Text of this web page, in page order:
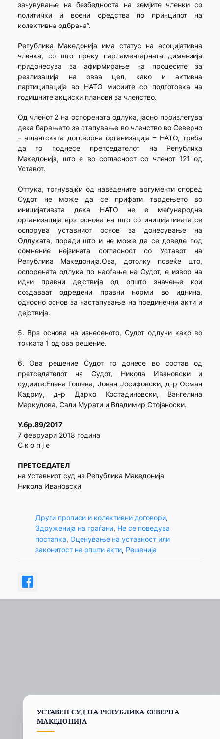
зачувување на безбедноста на земјите членки со
политички и воени средства по принципот на
колективна одбрана”.
Република Македонија има статус на асоцијативна
членка, со што преку парламентарната димензија
придонесува за афирмирање на процесите за
реализација на оваа цел, како и активна
партиципација во НАТО мисиите со подготовка на
годишните акциски планови за членство.
Од членот 2 на оспорената одлука, јасно произлегува
дека барањето за стапување во членство во Северно
– атлантската договорна организација – НАТО, треба
да го поднесе претседателот на Република
Македонија, што е во согласност со членот 121 од
Уставот.
Оттука, тргнувајќи од наведените аргументи според
Судот не може да се прифати тврдењето во
иницијативата дека НАТО не е меѓународна
организација врз основа на што со иницијативата се
оспорува уставниот основ за донесување на
Одлуката, поради што и не може да се доведе под
сомнение нејзината согласност со Уставот на
Република Македонија.Ова, дотолку повеќе што,
оспорената одлука по наоѓање на Судот, е извор на
идни правни дејствија од општо значење кои
создаваат одредени правни норми во иднина,
односно основ за настапување на поединечни акти и
дејствија.
5. Врз основа на изнесеното, Судот одлучи како во
точката 1 од ова решение.
6. Ова решение Судот го донесе во состав од
претседателот на Судот, Никола Ивановски и
судиите:Елена Гошева, Јован Јосифовски, д-р Осман
Кадриу, д-р Дарко Костадиновски, Вангелина
Маркудова, Сали Мурати и Владимир Стојаноски.
У.бр.89/2017
7 февруари 2018 година
С к о п ј е
ПРЕТСЕДАТЕЛ
на Уставниот суд на Република Македонија
Никола Ивановски
Други прописи и колективни договори
Здруженија на граѓани, Не се поведува
постапка, Оценување на уставност или
законитост на општи акти, Решенија
УСТАВЕН СУД НА РЕПУБЛИКА СЕВЕРНА
МАКЕДОНИЈА